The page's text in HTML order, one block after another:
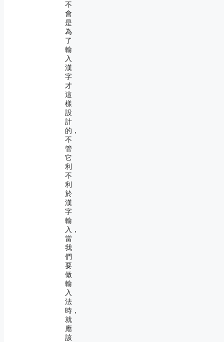
不
會
是
為
了
輸
入
漢
字
才
這
樣
設
計
的，
不
管
它
利
不
利
於
漢
字
輸
入，
當
我
們
要
做
輸
入
法
時，
就
應
該